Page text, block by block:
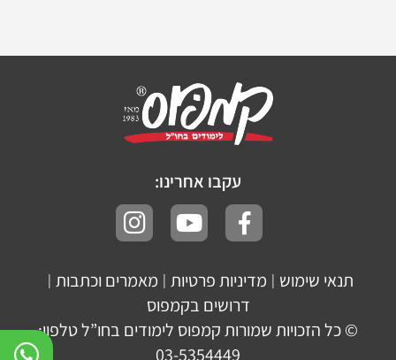
עקבו אחרינו:
© כל הזכויות שמורות קמפוס לימודים בחו”ל טלפון:
03-5354449
תנאי שימוש | מדיניות פרטיות | מאמרים וכתבות |
דרושים בקמפוס